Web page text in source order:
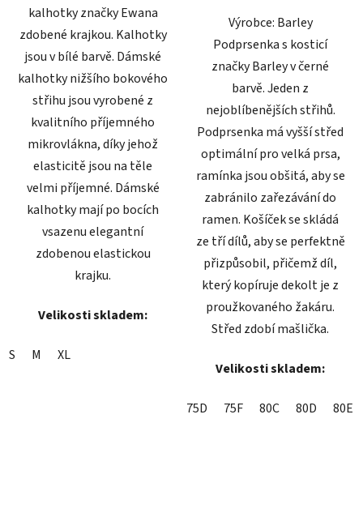
kalhotky značky Ewana
zdobené krajkou. Kalhotky
jsou v bílé barvě. Dámské
kalhotky nižšího bokového
střihu jsou vyrobené z
kvalitního příjemného
mikrovlákna, díky jehož
elasticitě jsou na těle
velmi příjemné. Dámské
kalhotky mají po bocích
vsazenu elegantní
zdobenou elastickou
krajku.
Velikosti skladem:
S M XL
Výrobce: Barley
Podprsenka s kosticí
značky Barley v černé
barvě. Jeden z
nejoblíbenějších střihů.
Podprsenka má vyšší střed
optimální pro velká prsa,
ramínka jsou obšitá, aby se
zabránilo zařezávání do
ramen. Košíček se skládá
ze tří dílů, aby se perfektně
přizpůsobil, přičemž díl,
který kopíruje dekolt je z
proužkovaného žakáru.
Střed zdobí mašlička.
Velikosti skladem:
75D 75F 80C 80D 80E